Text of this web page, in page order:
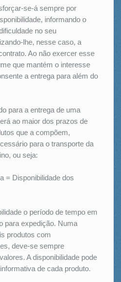
se-á sempre por
informando o
no seu
lhe, nesse caso, a
Ao não exercer esse
que mantém o interesse
a entrega para além do
para a entrega de uma
ao maior dos prazos de
que a compõem,
para o transporte da
ou seja:
= Disponibilidade dos
o período de tempo em
para expedição. Numa
produtos com
deve-se sempre
A disponibilidade pode
de cada produto.